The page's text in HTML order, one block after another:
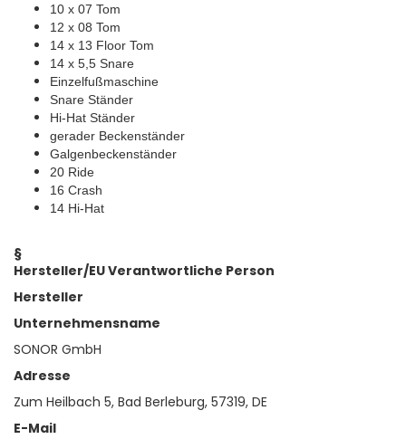
10 x 07 Tom
12 x 08 Tom
14 x 13 Floor Tom
14 x 5,5 Snare
Einzelfußmaschine
Snare Ständer
Hi-Hat Ständer
gerader Beckenständer
Galgenbeckenständer
20 Ride
16 Crash
14 Hi-Hat
§
Hersteller/EU Verantwortliche Person
Hersteller
Unternehmensname
SONOR GmbH
Adresse
Zum Heilbach 5, Bad Berleburg, 57319, DE
E-Mail